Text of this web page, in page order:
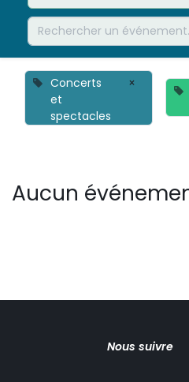
Concerts
et
spectacles
×
Aucun
Nous suivre